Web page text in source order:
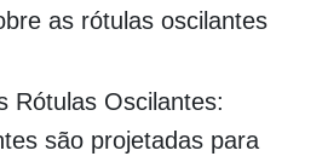
as rótulas oscilantes
Rótulas Oscilantes:
são projetadas para